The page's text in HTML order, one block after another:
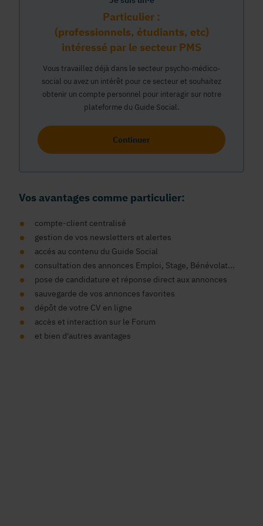
Particulier :
(professionnels, étudiants, etc)
intéressé par le secteur PMS
Vous travaillez déjà dans le secteur psycho-médico-
social ou avez un intérêt pour ce secteur et souhaitez
obtenir un compte personnel pour interagir sur notre
plateforme du Guide Social.
Continuer
Vos avantages comme particulier:
compte-client centralisé
gestion de vos newsletters et alertes
accés au contenu du Guide Social
consultation des annonces Emploi, Stage, Bénévolat...
pose de candidature et réponse direct aux annonces
sauvegarde de vos annonces favorites
dépôt de votre CV en ligne
accès et interaction sur le Forum
et bien d'autres avantages